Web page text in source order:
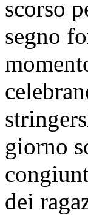
scorso
segno
giorno
dei